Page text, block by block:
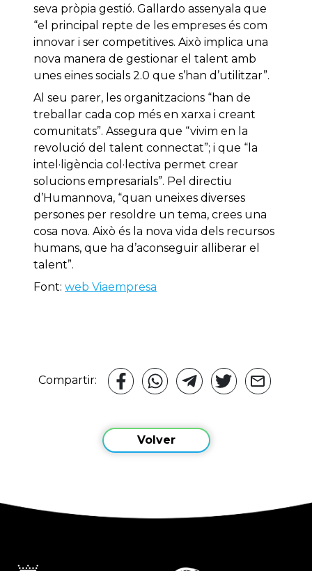
seva pròpia gestió. Gallardo assenyala que
“el principal repte de les empreses és com
innovar i ser competitives. Això implica una
nova manera de gestionar el talent amb
unes eines socials 2.0 que s’han d’utilitzar”.
Al seu parer, les organitzacions “han de
treballar cada cop més en xarxa i creant
comunitats”. Assegura que “vivim en la
revolució del talent connectat”; i que “la
intel·ligència col·lectiva permet crear
solucions empresarials”. Pel directiu
d’Humannova, “quan uneixes diverses
persones per resoldre un tema, crees una
cosa nova. Això és la nova vida dels recursos
humans, que ha d’aconseguir alliberar el
talent”.
Font: web Viaempresa
Compartir:
Volver